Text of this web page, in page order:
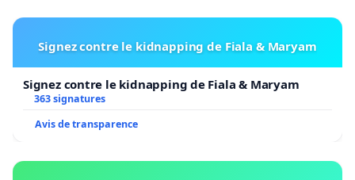
Signez contre le kidnapping de Fiala & Maryam
Signez contre le kidnapping de Fiala & Maryam
363 signatures
Avis de transparence